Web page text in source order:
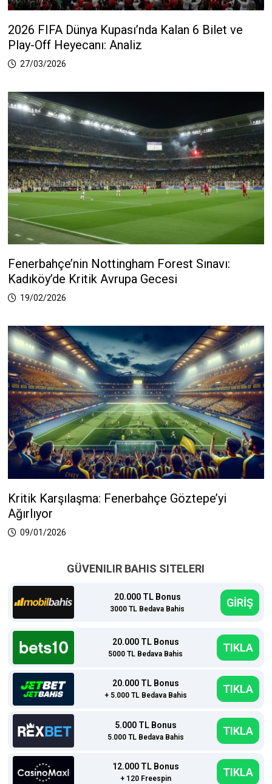
2026 FIFA Dünya Kupası’nda Kalan 6 Bilet ve
Play-Off Heyecanı: Analiz
27/03/2026
Fenerbahçe’nin Nottingham Forest Sınavı:
Kadıköy’de Kritik Avrupa Gecesi
19/02/2026
Kritik Karşılaşma: Fenerbahçe Göztepe’yi
Ağırlıyor
09/01/2026
GÜVENILIR BAHIS SITELERI
20.000 TL Bonus
3000 TL Bedava Bahis GİRİŞ
20.000 TL Bonus
5000 TL Bedava Bahis TIKLA
20.000 TL Bonus
+ 5.000 TL Bedava Bahis TIKLA
5.000 TL Bonus
5.000 TL Bedava Bahis TIKLA
12.000 TL Bonus
+ 120 Freespin TIKLA